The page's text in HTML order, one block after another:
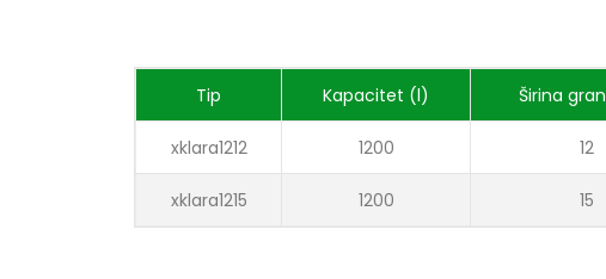
Tip Kapacitet (l) Širina
xklara1212 1200 12
xklara1215 1200 15